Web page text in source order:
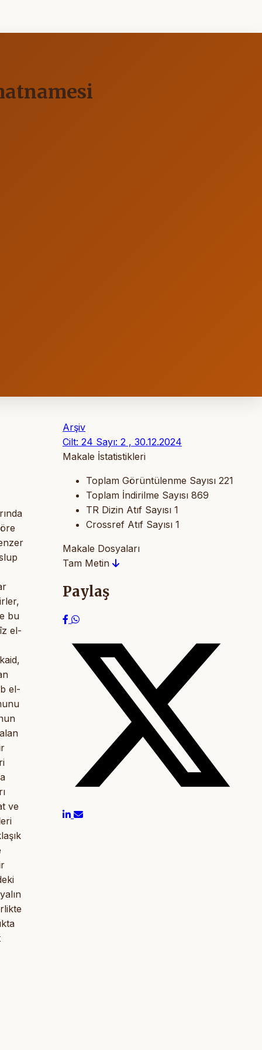
bu
el-
el-
ve
Arşiv
Cilt: 24 Sayı: 2 , 30.12.2024
Makale İstatistikleri
Toplam Görüntülenme Sayısı 221
Toplam İndirilme Sayısı 869
TR Dizin Atıf Sayısı 1
Crossref Atıf Sayısı 1
Makale Dosyaları
Tam Metin
Paylaş